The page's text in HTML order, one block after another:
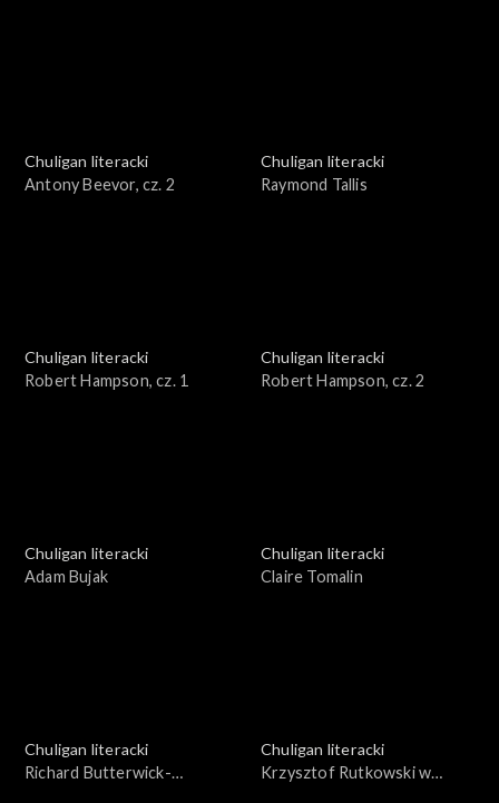
Chuligan literacki
Antony Beevor, cz. 2
Chuligan literacki
Raymond Tallis
Chuligan literacki
Robert Hampson, cz. 1
Chuligan literacki
Robert Hampson, cz. 2
Chuligan literacki
Adam Bujak
Chuligan literacki
Claire Tomalin
Chuligan literacki
Richard Butterwick-
Chuligan literacki
Krzysztof Rutkowski w